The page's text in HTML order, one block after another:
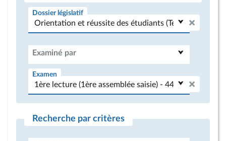
Dossier législatif
Examiné par
Examen
Recherche par critères